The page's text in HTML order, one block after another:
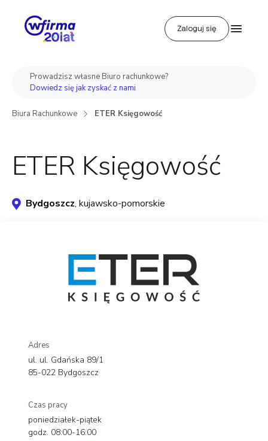
Zaloguj się
Biura Rachunkowe ETER Księgowość
Prowadzisz własne Biuro rachunkowe?
Dowiedz się jak zyskać z nami
ETER Księgowość
Bydgoszcz, kujawsko-pomorskie
Adres
ul. ul. Gdańska 89/1
85-022 Bydgoszcz
Czas pracy
poniedziałek-piątek
godz. 08:00-16:00